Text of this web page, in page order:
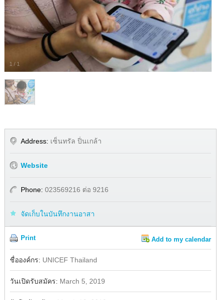
1 / 1
Address: เซ็นทรัล ปิ่นเกล้า
Website
Phone: 023569216 ต่อ 9216
จัดเก็บในบันทึกงานอาสา
Print Add to my calendar
Facebook
ชื่อองค์กร: UNICEF Thailand
วันเปิดรับสมัคร: March 5, 2019